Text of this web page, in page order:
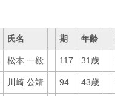
氏名 期 年齢
松本 一毅 117 31歳
川崎 公靖 94 43歳